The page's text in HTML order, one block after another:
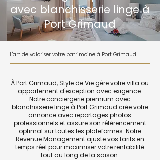
avec blanchisserie linge à
Port Grimaud
L'art de valoriser votre patrimoine à Port Grimaud
À Port Grimaud, Style de Vie gère votre villa ou
appartement d'exception avec exigence.
Notre conciergerie premium avec
blanchisserie linge à Port Grimaud crée votre
annonce avec reportages photos
professionnels et assure son référencement
optimal sur toutes les plateformes. Notre
Revenue Management ajuste vos tarifs en
temps réel pour maximiser votre rentabilité
tout au long de la saison.